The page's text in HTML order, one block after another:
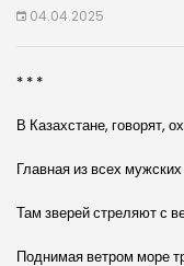
04.04.2025
* * *
В Казахстане, говорят,
Главная из всех мужских
Там зверей стреляют с
Поднимая ветром море